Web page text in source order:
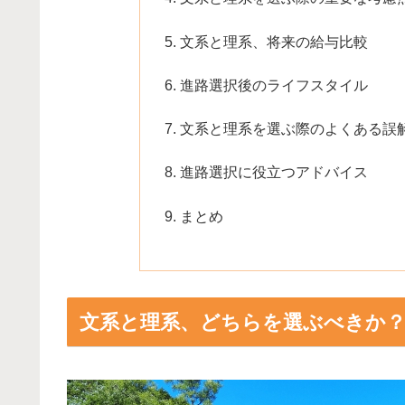
文系と理系、将来の給与比較
進路選択後のライフスタイル
文系と理系を選ぶ際のよくある誤
進路選択に役立つアドバイス
まとめ
文系と理系、どちらを選ぶべきか？